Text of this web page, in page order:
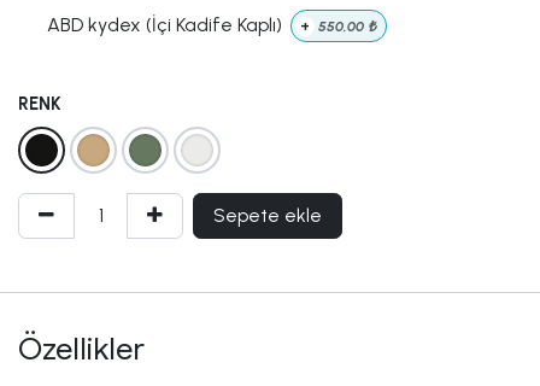
ABD kydex (İçi Kadife Kaplı) + 550,00 ₺
RENK
Sepete ekle
Özellikler